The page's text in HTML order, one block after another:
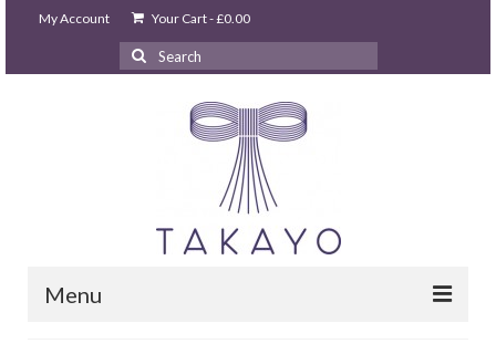
My Account Your Cart-£0.00
Search
for:
Menu